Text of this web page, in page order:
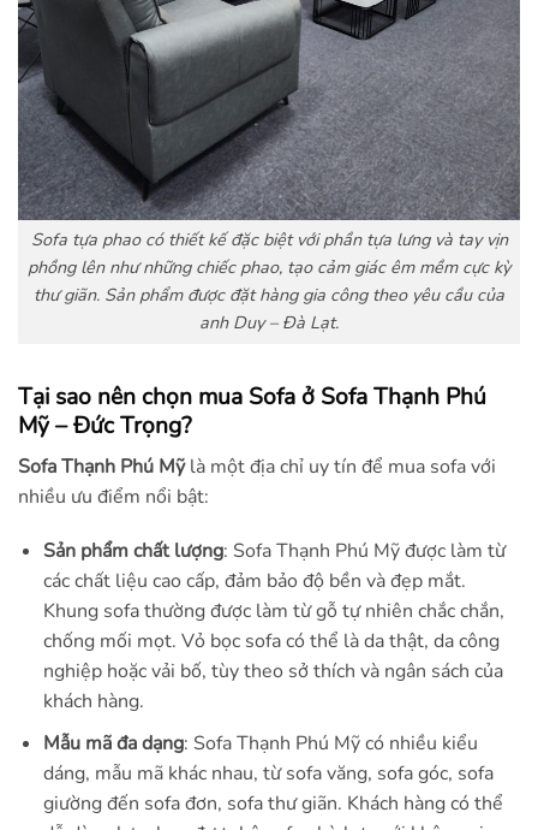
Sofa tựa phao có thiết kế đặc biệt với phần tựa lưng và tay vịn
phồng lên như những chiếc phao, tạo cảm giác êm mềm cực kỳ
thư giãn. Sản phẩm được đặt hàng gia công theo yêu cầu của
anh Duy – Đà Lạt.
Tại sao nên chọn mua Sofa ở Sofa Thạnh Phú
Mỹ – Đức Trọng?
Sofa Thạnh Phú Mỹlà một địa chỉ uy tín để mua sofa với
nhiều ưu điểm nổi bật:
Sản phẩm chất lượng: Sofa Thạnh Phú Mỹ được làm từ
các chất liệu cao cấp, đảm bảo độ bền và đẹp mắt.
Khung sofa thường được làm từ gỗ tự nhiên chắc chắn,
chống mối mọt. Vỏ bọc sofa có thể là da thật, da công
nghiệp hoặc vải bố, tùy theo sở thích và ngân sách của
khách hàng.
Mẫu mã đa dạng: Sofa Thạnh Phú Mỹ có nhiều kiểu
dáng, mẫu mã khác nhau, từ sofa văng, sofa góc, sofa
giường đến sofa đơn, sofa thư giãn. Khách hàng có thể